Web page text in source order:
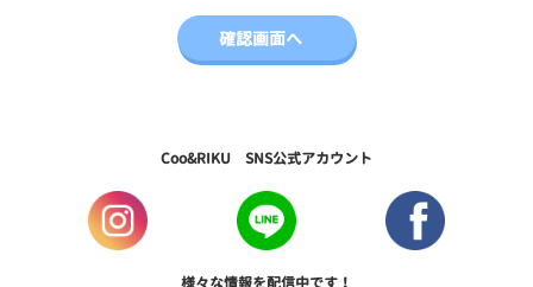
Coo&RIKU SNS公式アカウント
様々な情報を配信中です！